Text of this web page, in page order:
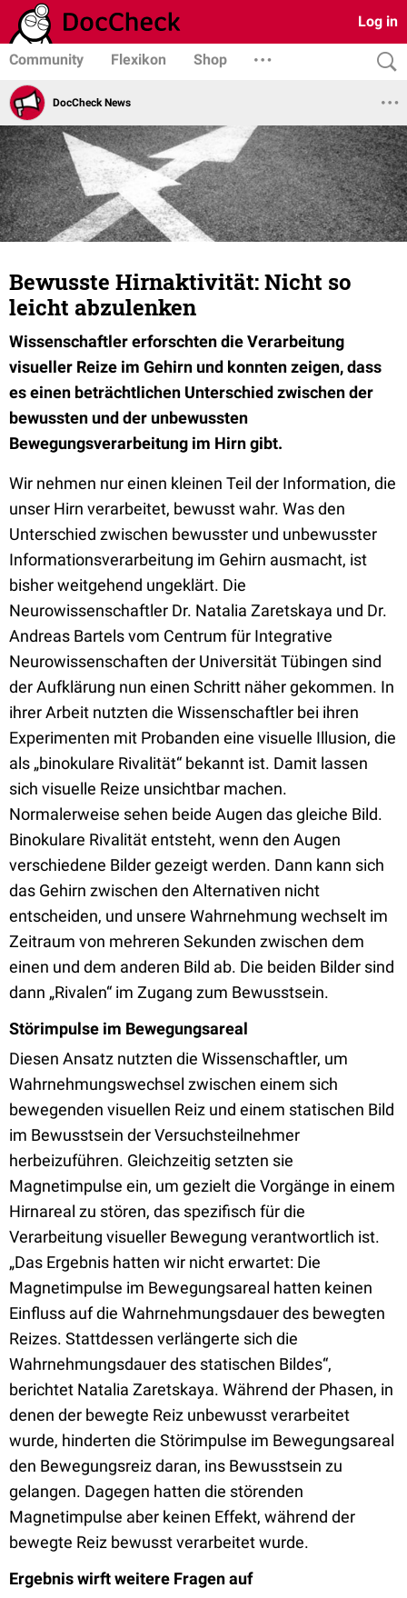
Log in
Community Flexikon Shop
DocCheck News
Bewusste Hirnaktivität: Nicht so
leicht abzulenken
Wissenschaftler erforschten die Verarbeitung
visueller Reize im Gehirn und konnten zeigen, dass
es einen beträchtlichen Unterschied zwischen der
bewussten und der unbewussten
Bewegungsverarbeitung im Hirn gibt.
Wir nehmen nur einen kleinen Teil der Information, die
unser Hirn verarbeitet, bewusst wahr. Was den
Unterschied zwischen bewusster und unbewusster
Informationsverarbeitung im Gehirn ausmacht, ist
bisher weitgehend ungeklärt. Die
Neurowissenschaftler Dr. Natalia Zaretskaya und Dr.
Andreas Bartels vom Centrum für Integrative
Neurowissenschaften der Universität Tübingen sind
der Aufklärung nun einen Schritt näher gekommen. In
ihrer Arbeit nutzten die Wissenschaftler bei ihren
Experimenten mit Probanden eine visuelle Illusion, die
als „binokulare Rivalität“ bekannt ist. Damit lassen
sich visuelle Reize unsichtbar machen.
Normalerweise sehen beide Augen das gleiche Bild.
Binokulare Rivalität entsteht, wenn den Augen
verschiedene Bilder gezeigt werden. Dann kann sich
das Gehirn zwischen den Alternativen nicht
entscheiden, und unsere Wahrnehmung wechselt im
Zeitraum von mehreren Sekunden zwischen dem
einen und dem anderen Bild ab. Die beiden Bilder sind
dann „Rivalen“ im Zugang zum Bewusstsein.
Störimpulse im Bewegungsareal
Diesen Ansatz nutzten die Wissenschaftler, um
Wahrnehmungswechsel zwischen einem sich
bewegenden visuellen Reiz und einem statischen Bild
im Bewusstsein der Versuchsteilnehmer
herbeizuführen. Gleichzeitig setzten sie
Magnetimpulse ein, um gezielt die Vorgänge in einem
Hirnareal zu stören, das spezifisch für die
Verarbeitung visueller Bewegung verantwortlich ist.
„Das Ergebnis hatten wir nicht erwartet: Die
Magnetimpulse im Bewegungsareal hatten keinen
Einfluss auf die Wahrnehmungsdauer des bewegten
Reizes. Stattdessen verlängerte sich die
Wahrnehmungsdauer des statischen Bildes“,
berichtet Natalia Zaretskaya. Während der Phasen, in
denen der bewegte Reiz unbewusst verarbeitet
wurde, hinderten die Störimpulse im Bewegungsareal
den Bewegungsreiz daran, ins Bewusstsein zu
gelangen. Dagegen hatten die störenden
Magnetimpulse aber keinen Effekt, während der
bewegte Reiz bewusst verarbeitet wurde.
Ergebnis wirft weitere Fragen auf